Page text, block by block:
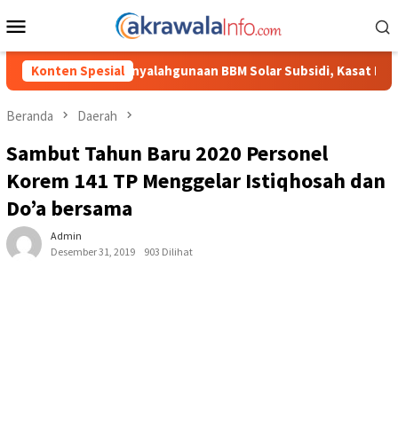
ke
Mobile
Konten Spesial
BBM Solar Subsidi, Kasat Reskrim Polres Toraja Utara: Proses
Beranda Daerah
Sambut Tahun Baru 2020 Personel
Korem 141 TP Menggelar Istiqhosah dan
Do’a bersama
Admin
Desember 31, 2019
903 Dilihat